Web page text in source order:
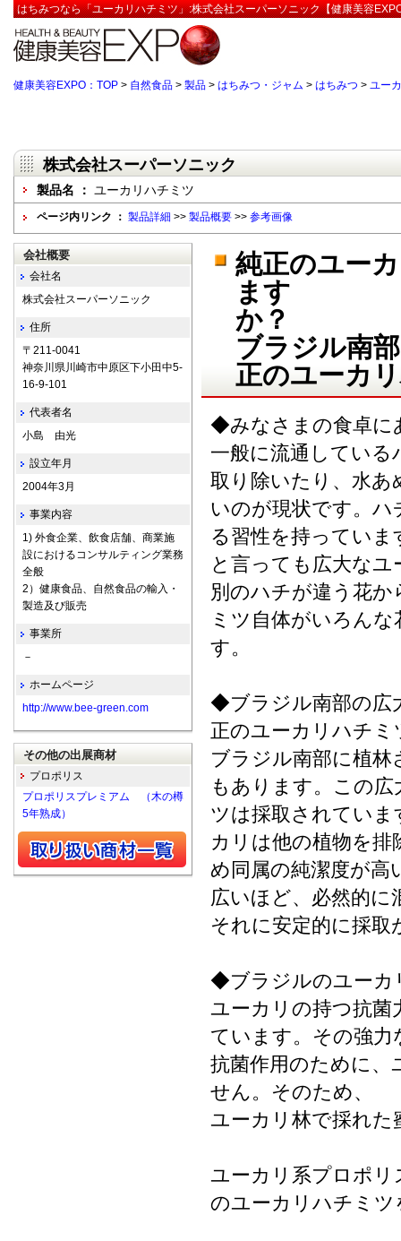
はちみつなら「ユーカリハチミツ」:株式会社スーパーソニック【健康美容
健康美容EXPO：TOP > 自然食品 > 製品 > はちみつ・ジャム > はちみつ > ユー
株式会社スーパーソニック
製品名 ： ユーカリハチミツ
ページ内リンク ： 製品詳細 >> 製品概要 >> 参考画像
純正のユー
ます
ブラジル南
正のユーカ
◆みなさまの食卓に
一般に流通してい
取り除いたり、水
いのが現状です。
る習性を持ってい
と言っても広大な
別のハチが違う花
ミツ自体がいろん
す。
◆ブラジル南部の広
正のユーカリハチ
ブラジル南部に植林
もあります。この
ツは採取されてい
カリは他の植物を
め同属の純潔度が高
広いほど、必然的
それに安定的に採取
◆ブラジルのユーカ
ユーカリの持つ抗
ています。その強力
抗菌作用のために、
せん。そのため、
ユーカリ林で採れた
ユーカリ系プロポリ
のユーカリハチミ
会社概要
会社名
株式会社スーパーソニック
住所
〒211-0041
神奈川県川崎市中原区下小田中5-
16-9-101
代表者名
小島 由光
設立年月
2004年3月
事業内容
1) 外食企業、飲食店舗、商業施
設におけるコンサルティング業務
全般
2）健康食品、自然食品の輸入・
製造及び販売
事業所
－
ホームページ
http://www.bee-green.com
その他の出展商材
プロポリス
プロポリスプレミアム （木の樽
5年熟成）